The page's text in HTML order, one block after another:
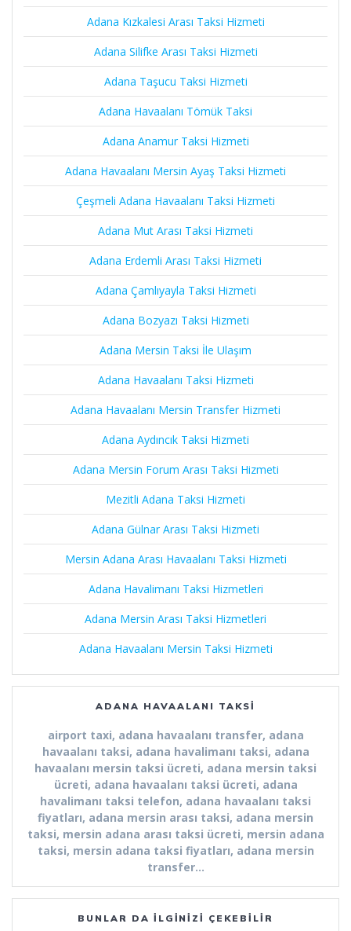
Adana Kızkalesi Arası Taksi Hizmeti
Adana Silifke Arası Taksi Hizmeti
Adana Taşucu Taksi Hizmeti
Adana Havaalanı Tömük Taksi
Adana Anamur Taksi Hizmeti
Adana Havaalanı Mersin Ayaş Taksi Hizmeti
Çeşmeli Adana Havaalanı Taksi Hizmeti
Adana Mut Arası Taksi Hizmeti
Adana Erdemli Arası Taksi Hizmeti
Adana Çamlıyayla Taksi Hizmeti
Adana Bozyazı Taksi Hizmeti
Adana Mersin Taksi İle Ulaşım
Adana Havaalanı Taksi Hizmeti
Adana Havaalanı Mersin Transfer Hizmeti
Adana Aydıncık Taksi Hizmeti
Adana Mersin Forum Arası Taksi Hizmeti
Mezitli Adana Taksi Hizmeti
Adana Gülnar Arası Taksi Hizmeti
Mersin Adana Arası Havaalanı Taksi Hizmeti
Adana Havalimanı Taksi Hizmetleri
Adana Mersin Arası Taksi Hizmetleri
Adana Havaalanı Mersin Taksi Hizmeti
ADANA HAVAALANI TAKSI
airport taxi, adana havaalanı transfer, adana
havaalanı taksi, adana havalimanı taksi, adana
havaalanı mersin taksi ücreti, adana mersin taksi
ücreti, adana havaalanı taksi ücreti, adana
havalimanı taksi telefon, adana havaalanı taksi
fiyatları, adana mersin arası taksi, adana mersin
taksi, mersin adana arası taksi ücreti, mersin adana
taksi, mersin adana taksi fiyatları, adana mersin
transfer…
BUNLAR DA İLGINIZI ÇEKEBILIR